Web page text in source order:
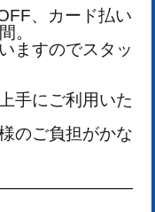
、カード払い
。
ますのでスタッ
手にご利用いた
のご負担がかな